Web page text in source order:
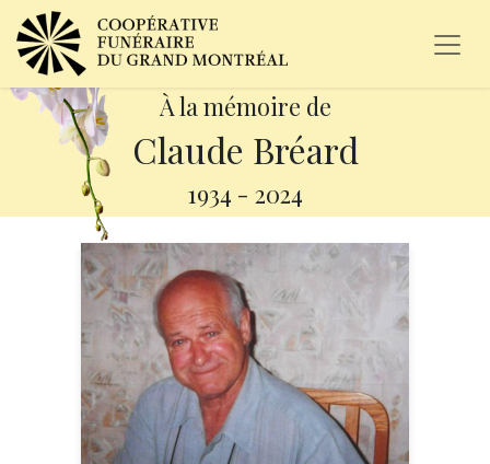
À la mémoire de
Claude Bréard
1934 - 2024